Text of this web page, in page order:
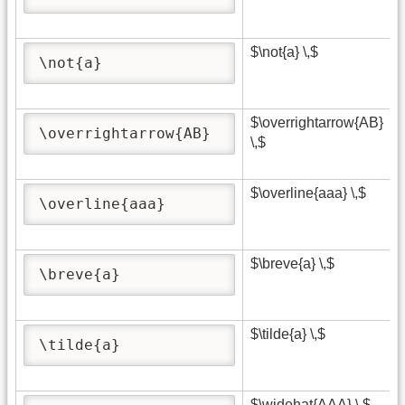
\not{a}
$\not{a} \,$
\overrightarrow{AB}
$\overrightarrow{AB}
\,$
\overline{aaa}
$\overline{aaa} \,$
\breve{a}
$\breve{a} \,$
\tilde{a}
$\tilde{a} \,$